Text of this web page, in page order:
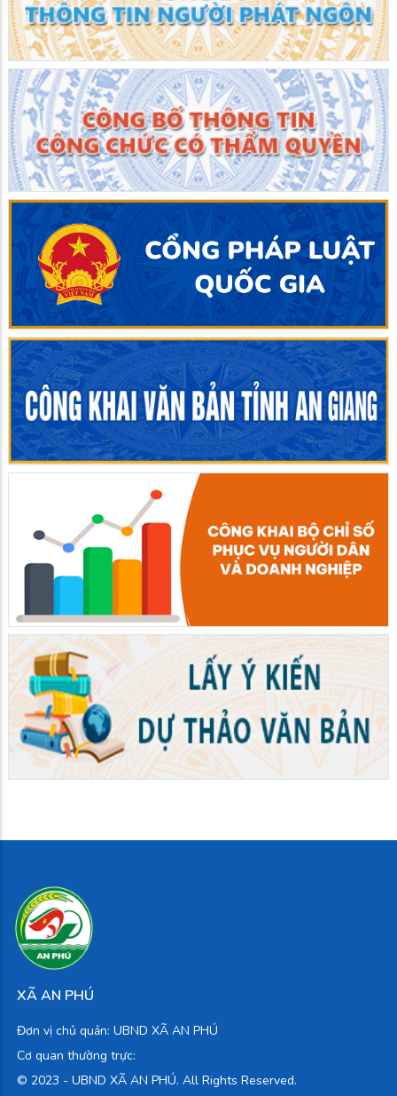
XÃ AN PHÚ
Đơn vị chủ quản: UBND XÃ AN PHÚ
Cơ quan thường trực:
© 2023 - UBND XÃ AN PHÚ. All Rights Reserved.